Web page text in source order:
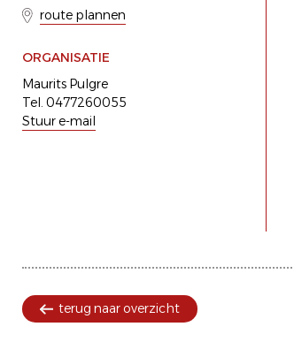
route plannen
ORGANISATIE
Maurits Pulgre
Tel. 0477260055
Stuur e-mail
terug naar overzicht